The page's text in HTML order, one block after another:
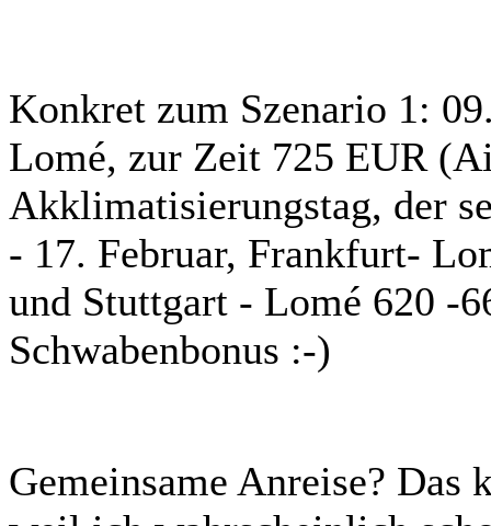
Konkret zum Szenario 1:
Lomé, zur Zeit 725 EUR
Akklimatisierungstag, der
- 17. Februar, Frankfurt-
und Stuttgart - Lomé 620 -
Schwabenbonus :-)
Gemeinsame Anreise?